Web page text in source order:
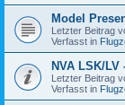
Model
Letzter Beitrag
Verfasst in
NVA LSK/
Letzter Beitrag
Verfasst in